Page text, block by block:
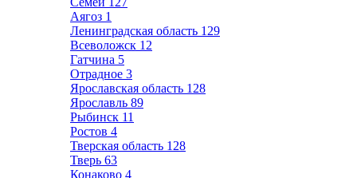
Аягоз 1
Ленинградская область 129
Всеволожск 12
Гатчина 5
Отрадное 3
Ярославская область 128
Ярославль 89
Рыбинск 11
Ростов 4
Тверская область 128
Тверь 63
Конаково 4